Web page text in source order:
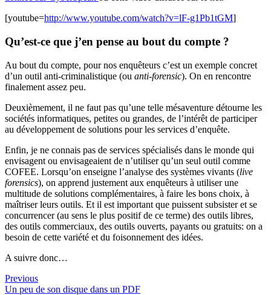
[youtube=http://www.youtube.com/watch?v=lF-g1Pb1tGM]
Qu’est-ce que j’en pense au bout du compte ?
Au bout du compte, pour nos enquêteurs c’est un exemple concret
d’un outil anti-criminalistique (ou anti-forensic). On en rencontre
finalement assez peu.
Deuxièmement, il ne faut pas qu’une telle mésaventure détourne les
sociétés informatiques, petites ou grandes, de l’intérêt de participer
au développement de solutions pour les services d’enquête.
Enfin, je ne connais pas de services spécialisés dans le monde qui
envisagent ou envisageaient de n’utiliser qu’un seul outil comme
COFEE. Lorsqu’on enseigne l’analyse des systèmes vivants (live
forensics), on apprend justement aux enquêteurs à utiliser une
multitude de solutions complémentaires, à faire les bons choix, à
maîtriser leurs outils. Et il est important que puissent subsister et se
concurrencer (au sens le plus positif de ce terme) des outils libres,
des outils commerciaux, des outils ouverts, payants ou gratuits: on a
besoin de cette variété et du foisonnement des idées.
A suivre donc…
Previous
Un peu de son disque dans un PDF